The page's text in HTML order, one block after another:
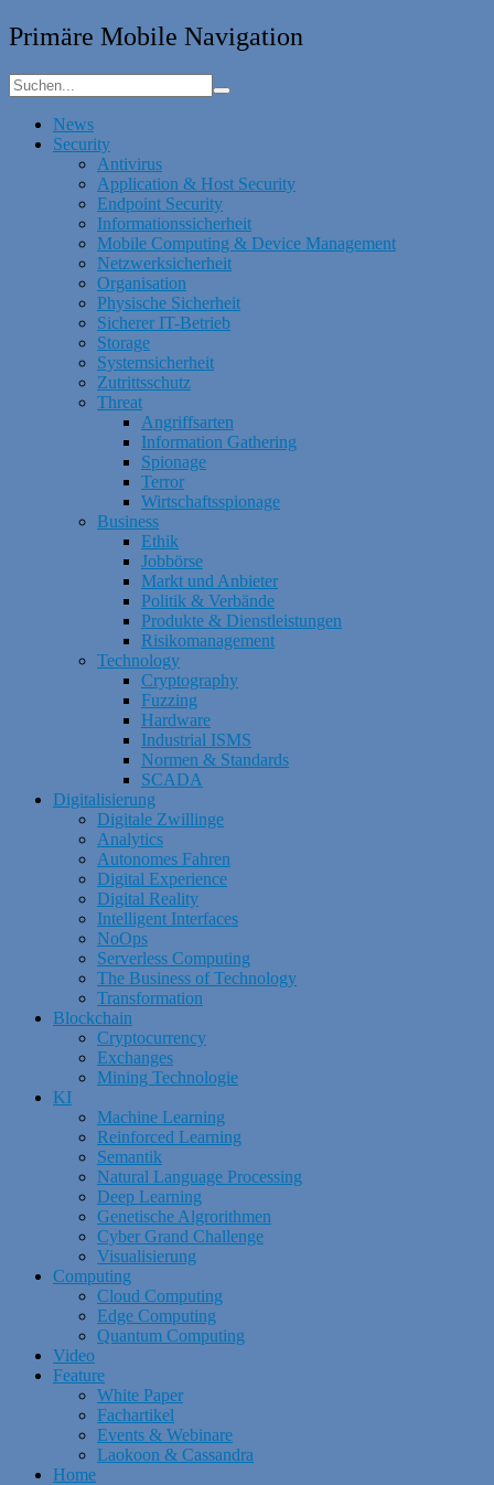
Primäre Mobile Navigation
News
Security
Antivirus
Application & Host Security
Endpoint Security
Informationssicherheit
Mobile Computing & Device Management
Netzwerksicherheit
Organisation
Physische Sicherheit
Sicherer IT-Betrieb
Storage
Systemsicherheit
Zutrittsschutz
Threat
Angriffsarten
Information Gathering
Spionage
Terror
Wirtschaftsspionage
Business
Ethik
Jobbörse
Markt und Anbieter
Politik & Verbände
Produkte & Dienstleistungen
Risikomanagement
Technology
Cryptography
Fuzzing
Hardware
Industrial ISMS
Normen & Standards
SCADA
Digitalisierung
Digitale Zwillinge
Analytics
Autonomes Fahren
Digital Experience
Digital Reality
Intelligent Interfaces
NoOps
Serverless Computing
The Business of Technology
Transformation
Blockchain
Cryptocurrency
Exchanges
Mining Technologie
KI
Machine Learning
Reinforced Learning
Semantik
Natural Language Processing
Deep Learning
Genetische Algrorithmen
Cyber Grand Challenge
Visualisierung
Computing
Cloud Computing
Edge Computing
Quantum Computing
Video
Feature
White Paper
Fachartikel
Events & Webinare
Laokoon & Cassandra
Home